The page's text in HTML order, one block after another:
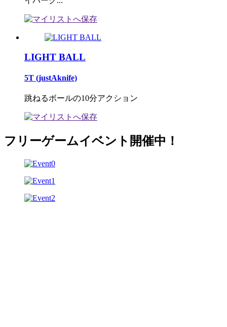
LIGHT BALL
5T (justAknife)
跳ねるボールの10分アクション
フリーゲームイベント開催中！